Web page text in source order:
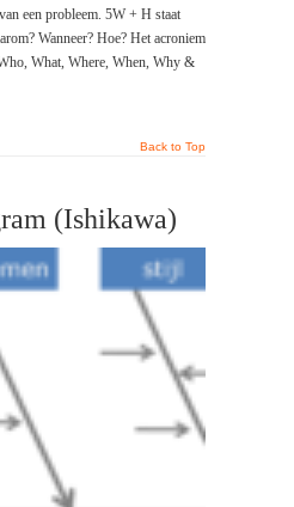
een probleem. 5W + H staat
Wanneer? Hoe? Het acroniem
What, Where, When, Why &
Back to Top
(Ishikawa)